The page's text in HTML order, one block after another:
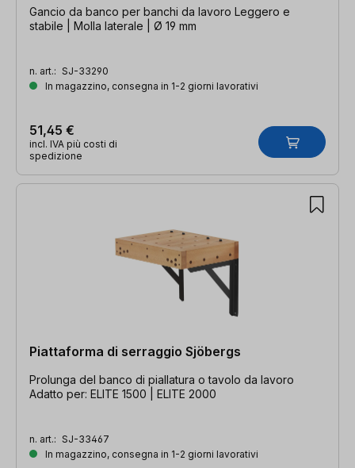
Gancio da banco per banchi da lavoro Leggero e
stabile | Molla laterale | Ø 19 mm
n. art.: SJ-33290
In magazzino, consegna in 1-2 giorni lavorativi
51,45 €
incl. IVA più costi di
spedizione
Piattaforma di serraggio Sjöbergs
Prolunga del banco di piallatura o tavolo da lavoro
Adatto per: ELITE 1500 | ELITE 2000
n. art.: SJ-33467
In magazzino, consegna in 1-2 giorni lavorativi